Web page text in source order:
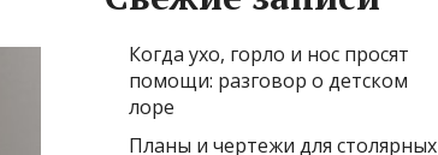
Когда ухо, горло и нос просят
помощи: разговор о детском
лоре
Планы и чертежи для столярных